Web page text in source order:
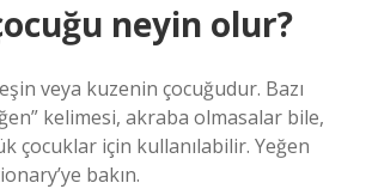
neyin olur?
veya kuzenin çocuğudur. Bazı
kelimesi, akraba olmasalar bile,
çocuklar için kullanılabilir. Yeğen
bakın.